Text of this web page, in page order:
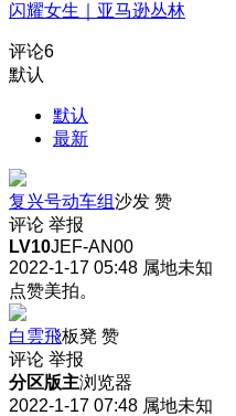
闪耀女生｜亚马逊丛林
评论6
默认
默认
最新
复兴号动车组沙发 赞
评论 举报
LV10JEF-AN00
2022-1-17 05:48 属地未知
点赞美拍。
白雲飛板凳 赞
评论 举报
分区版主浏览器
2022-1-17 07:48 属地未知